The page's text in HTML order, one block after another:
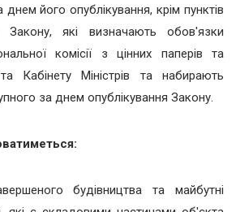
його опублікування, крім пунктів
які визначають обов'язки
комісії з цінних паперів та
Кабінету Міністрів та набирають
за днем опублікування Закону.
будівництва та майбутні